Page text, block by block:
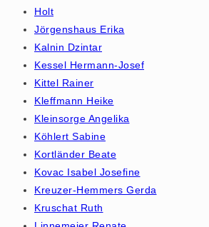
Holt
Jörgenshaus Erika
Kalnin Dzintar
Kessel Hermann-Josef
Kittel Rainer
Kleffmann Heike
Kleinsorge Angelika
Köhlert Sabine
Kortländer Beate
Kovac Isabel Josefine
Kreuzer-Hemmers Gerda
Kruschat Ruth